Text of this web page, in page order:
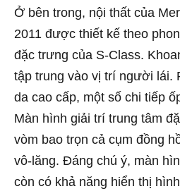
Ở bên trong, nội thất của
2011 được thiết kế theo
đặc trưng của S-Class.
tập trung vào vị trí người lái.
da cao cấp, một số chi tiếp
Màn hình giải trí trung tâm
vòm bao trọn cả cụm đồng
vô-lăng. Đáng chú ý, màn
còn có khả năng hiển thị